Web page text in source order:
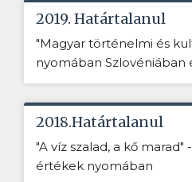
2019. Határtalanul
"Magyar történelmi és
nyomában Szlovéniában
2018.Határtalanul
"A víz szalad, a kő
értékek nyomában